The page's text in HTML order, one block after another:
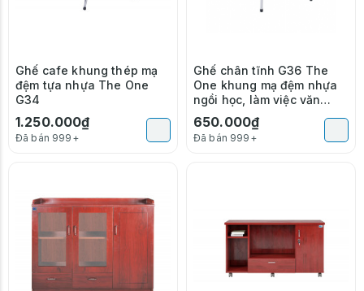
Ghế cafe khung thép mạ
đệm tựa nhựa The One
G34
1.250.000₫
Đã bán 999+
Ghế chân tĩnh G36 The
One khung mạ đệm nhựa
ngồi học, làm việc văn
phòng
650.000₫
Đã bán 999+